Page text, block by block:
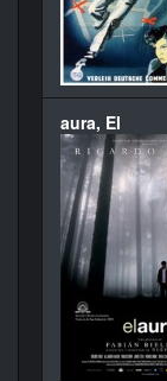
aura, El